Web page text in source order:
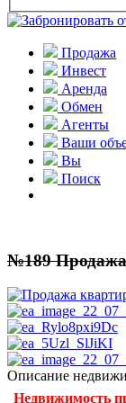
Продажа
Инвест
Аренда
Обмен
Агенты
Ваши
Вы
Поиск
№189
Описание
Недвижимость